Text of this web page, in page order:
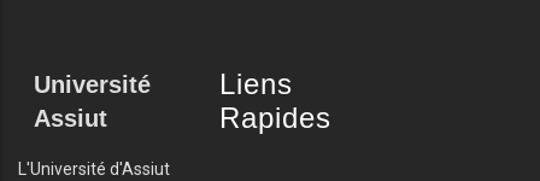
Université
Assiut
L'Université d'Assiut
Liens
Rapides